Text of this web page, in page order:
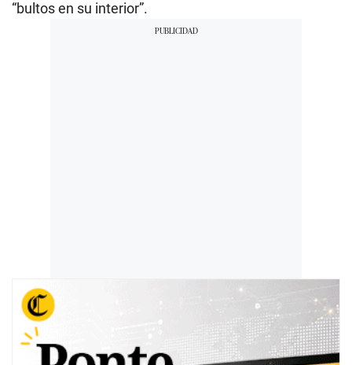
“bultos en su interior”.